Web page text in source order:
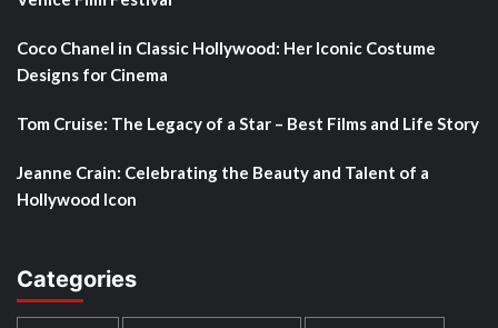
Coco Chanel in Classic Hollywood: Her Iconic Costume
Designs for Cinema
Tom Cruise: The Legacy of a Star – Best Films and Life Story
Jeanne Crain: Celebrating the Beauty and Talent of a
Hollywood Icon
Categories